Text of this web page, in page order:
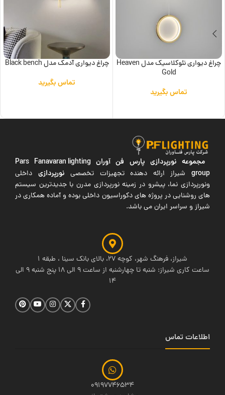
چراغ دیواری نئوکلاسیک مدل Heaven
Gold
تماس بگیرید
چراغ دیواری آدمک مدل Black bench
تماس بگیرید
مجموعه نورپردازی پارس فن آوران Pars Fanavaran lighting
groupشیراز ارائه دهنده تجهیزات تخصصی نورپردازی داخلی
ونورپردازی نما، پیشرو در زمینه نورپردازی مدرن با جدیدترین سیستم
های روشنایی در پروژه های دکوراسیون داخلی بوده و آماده همکاری در
شیراز و سراسر ایران می باشد.
شیراز، فرهنگ شهر، کوچه 27، بالای بانک سینا ، طبقه 1
ساعت کاری شیراز: شنبه تا چهارشنبه از ساعت 9 الی 18 پنج شنبه 9 الی
14
اطلاعات تماس
09197746534